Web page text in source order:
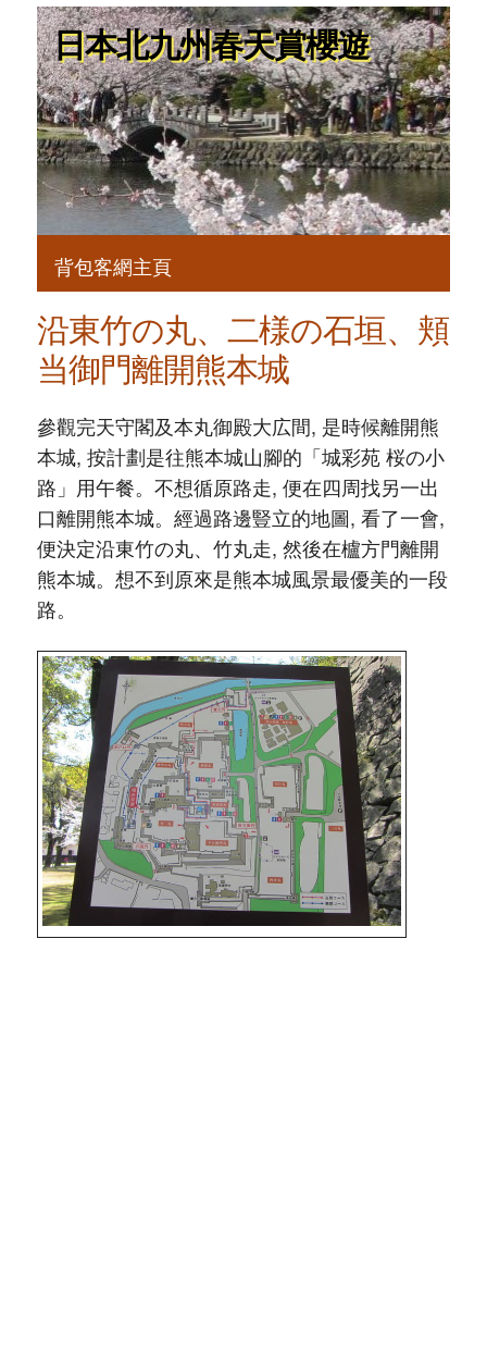
日本北九州春天賞櫻遊
背包客網主頁
沿東竹の丸、二様の石垣、頬
当御門離開熊本城
參觀完天守閣及本丸御殿大広間, 是時候離開熊
本城, 按計劃是往熊本城山腳的「城彩苑 桜の小
路」用午餐。不想循原路走, 便在四周找另一出
口離開熊本城。經過路邊豎立的地圖, 看了一會,
便決定沿東竹の丸、竹丸走, 然後在櫨方門離開
熊本城。想不到原來是熊本城風景最優美的一段
路。